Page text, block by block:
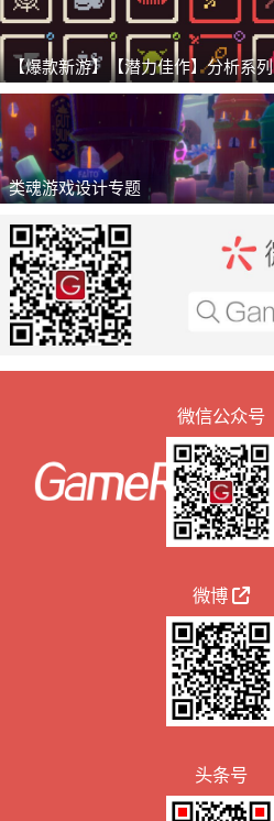
【爆款新游】【潜力佳作】分析系列
类魂游戏设计专题
微信公众号
微博
头条号